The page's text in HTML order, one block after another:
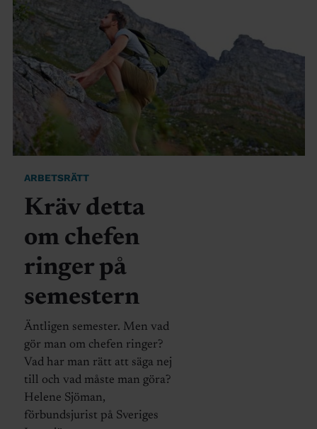
ARBETSRÄTT
Kräv detta
om chefen
ringer på
semestern
Äntligen semester. Men vad
gör man om chefen ringer?
Vad har man rätt att säga nej
till och vad måste man göra?
Helene Sjöman,
förbundsjurist på Sveriges